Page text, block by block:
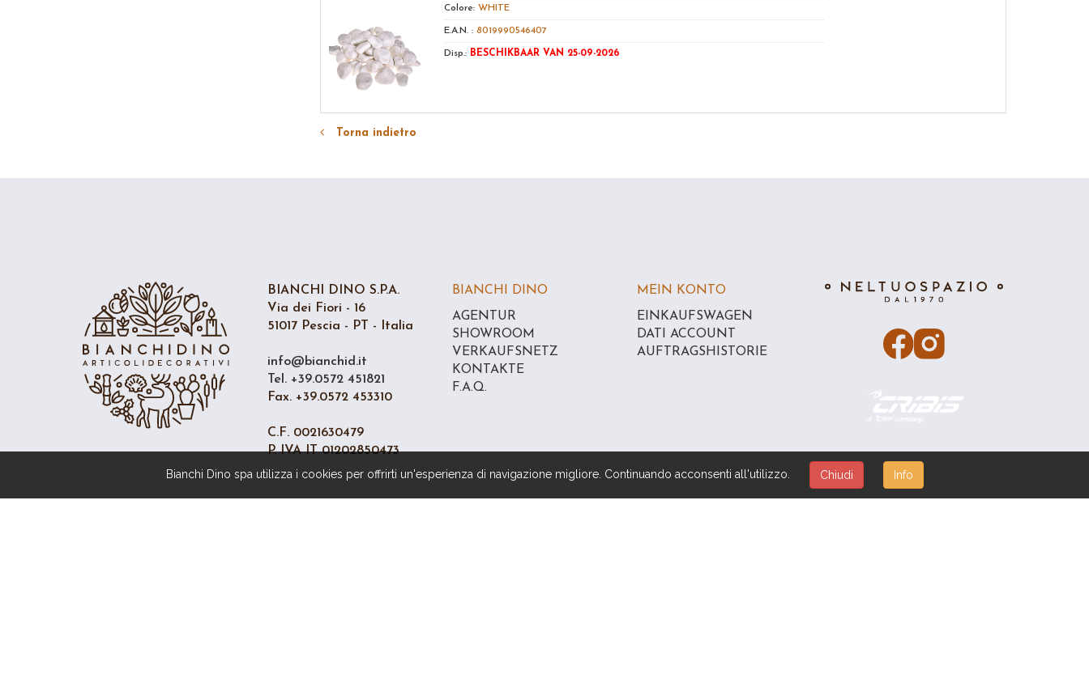
Bianchi Dino spa utilizza i cookies per offrirti un'esperienza di navigazione migliore. Continuando acconsenti all'utilizzo. Chiudi Info
Colore: WHITE
E.A.N. :8019990546407
Disp.: BESCHIKBAAR VAN 25-09-2026
Torna indietro
BIANCHI DINO S.P.A.
Via dei Fiori - 16
51017 Pescia - PT - Italia
info@bianchid.it
Tel. +39.0572 451821
Fax. +39.0572 453310
C.F. 0021630479
P. IVA IT 01202850473
BIANCHI DINO
AGENTUR
SHOWROOM
VERKAUFSNETZ
KONTAKTE
F.A.Q.
MEIN KONTO
EINKAUFSWAGEN
DATI ACCOUNT
AUFTRAGSHISTORIE